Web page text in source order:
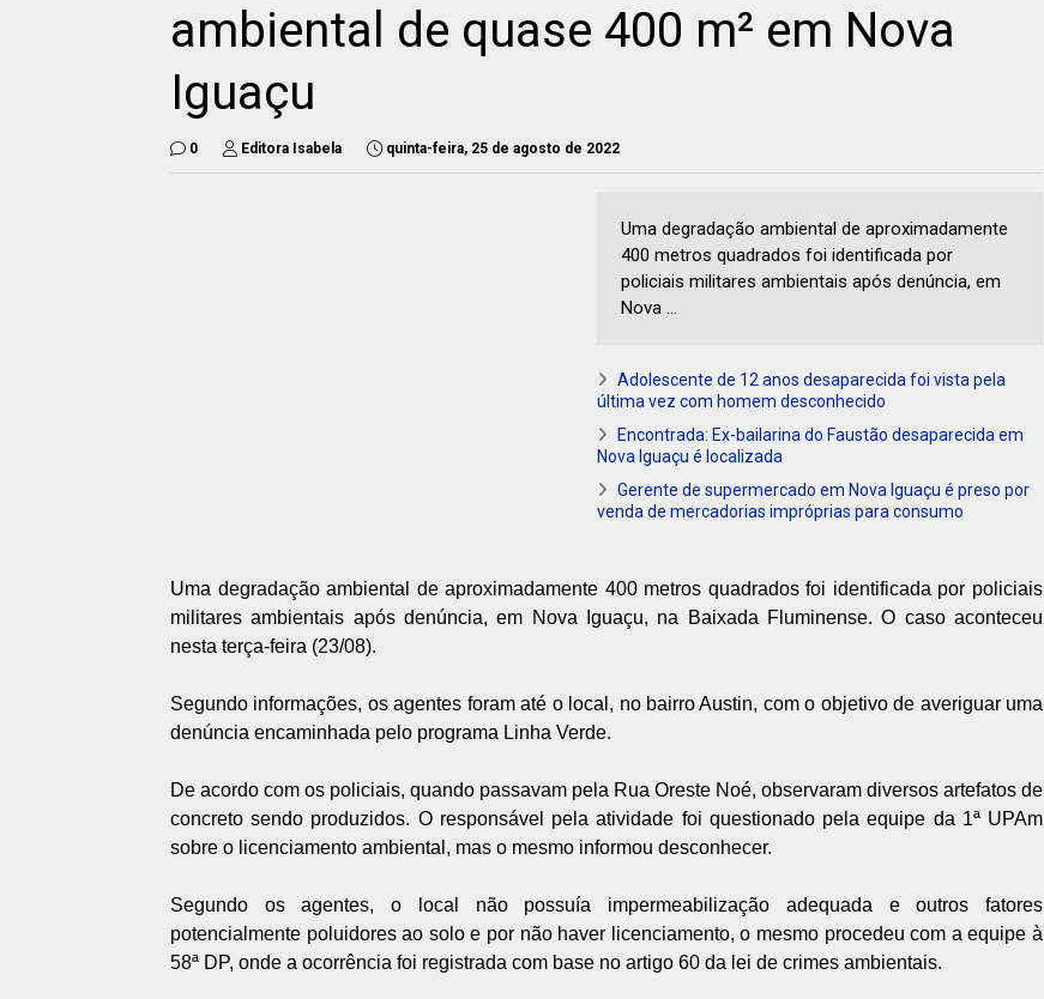
ambiental de quase 400 m² em Nova
Iguaçu
0 Editora Isabela quinta-feira, 25 de agosto de 2022
Uma degradação ambiental de aproximadamente
400 metros quadrados foi identificada por
policiais militares ambientais após denúncia, em
Nova ...
Adolescente de 12 anos desaparecida foi vista pela
última vez com homem desconhecido
Encontrada: Ex-bailarina do Faustão desaparecida em
Nova Iguaçu é localizada
Gerente de supermercado em Nova Iguaçu é preso por
venda de mercadorias impróprias para consumo
Uma degradação ambiental de aproximadamente 400 metros quadrados foi identificada por policiais
militares ambientais após denúncia, em Nova Iguaçu, na Baixada Fluminense. O caso aconteceu
nesta terça-feira (23/08).
Segundo informações, os agentes foram até o local, no bairro Austin, com o objetivo de averiguar uma
denúncia encaminhada pelo programa Linha Verde.
De acordo com os policiais, quando passavam pela Rua Oreste Noé, observaram diversos artefatos de
concreto sendo produzidos. O responsável pela atividade foi questionado pela equipe da 1ª UPAm
sobre o licenciamento ambiental, mas o mesmo informou desconhecer.
Segundo os agentes, o local não possuía impermeabilização adequada e outros fatores
potencialmente poluidores ao solo e por não haver licenciamento, o mesmo procedeu com a equipe à
58ª DP, onde a ocorrência foi registrada com base no artigo 60 da lei de crimes ambientais.